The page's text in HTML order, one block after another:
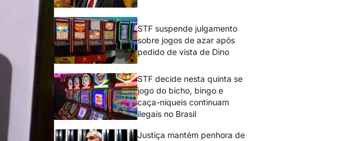
STF suspende julgamento
sobre jogos de azar após
pedido de vista de Dino
STF decide nesta quinta se
jogo do bicho, bingo e
caça-níqueis continuam
ilegais no Brasil
Justiça mantém penhora de